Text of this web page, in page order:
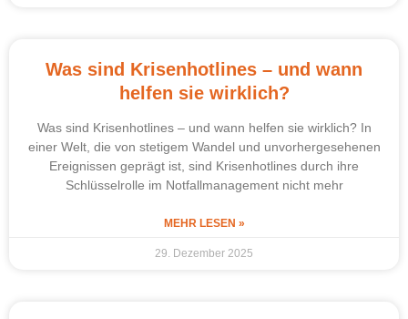
Was sind Krisenhotlines – und wann
helfen sie wirklich?
Was sind Krisenhotlines – und wann helfen sie wirklich? In
einer Welt, die von stetigem Wandel und unvorhergesehenen
Ereignissen geprägt ist, sind Krisenhotlines durch ihre
Schlüsselrolle im Notfallmanagement nicht mehr
MEHR LESEN »
29. Dezember 2025